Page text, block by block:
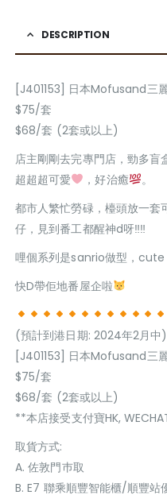
DESCRIPTION
[J401153] 日本Mofusand三
$75/套
$68/套 (2套或以上)
店主剛剛去完專門店，勁多盲
超超超可愛
，好治癒
。
都市人繁忙勞碌，檯頭放一套
仔，見到番工都醒神d呀‼‼
哩個系列是sanrio做型，
快D帶佢地番屋企啦
(預計到港日期: 2024年2月中)
[J401153] 日本Mofusand三
$75/套
$68/套 (2套或以上)
**本店接受支付寶HK,
取貨方式:
A. 佐敦門巿取
B. E7 聯乘順豐智能櫃/順豐站